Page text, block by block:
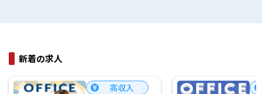
新着の求人
高収入